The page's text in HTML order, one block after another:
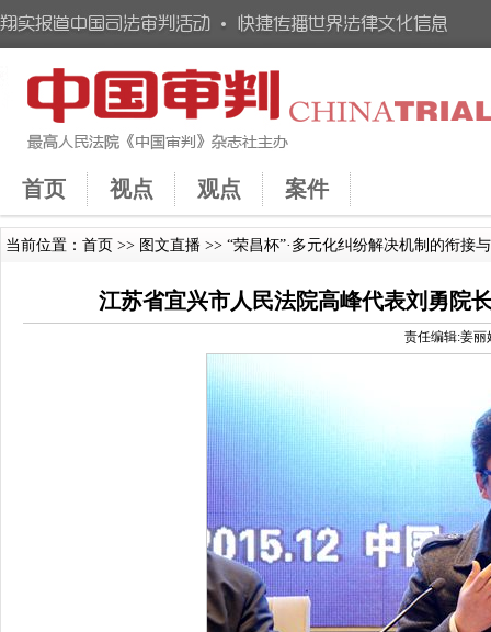
首页 视点 观点 案件
当前位置： 首页 >> 图文直播 >> “荣昌杯”·多元化纠纷解决机制的衔接
江苏省宜兴市人民法院高峰代表刘勇院
责任编辑:姜